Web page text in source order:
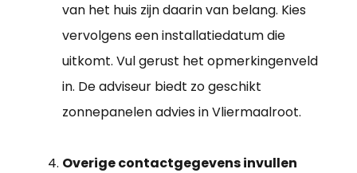
van het huis zijn daarin van belang. Kies
vervolgens een installatiedatum die
uitkomt. Vul gerust het opmerkingenveld
in. De adviseur biedt zo geschikt
zonnepanelen advies in Vliermaalroot.
Overige contactgegevens invullen